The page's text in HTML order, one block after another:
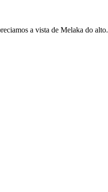
a vista de Melaka do alto.